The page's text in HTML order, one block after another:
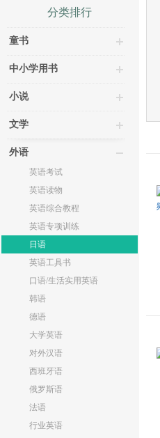
分类排行
童书
中小学用书
小说
文学
外语
英语考试
英语读物
英语综合教程
英语专项训练
日语
英语工具书
口语/生活实用英语
韩语
德语
大学英语
对外汉语
西班牙语
俄罗斯语
法语
行业英语